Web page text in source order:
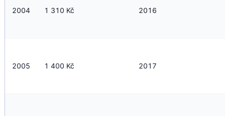
2004 1 310 Kč 2016
2005 1 400 Kč 2017